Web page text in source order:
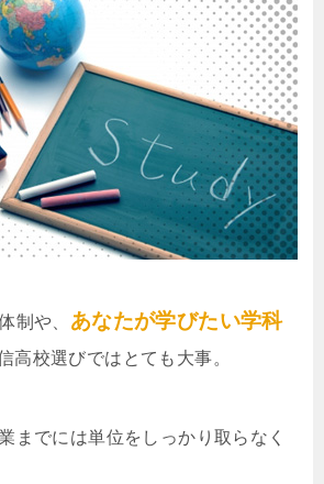
制や、 あなたが学びたい学科
高校選びではとても大事。
までには単位をしっかり取らなく